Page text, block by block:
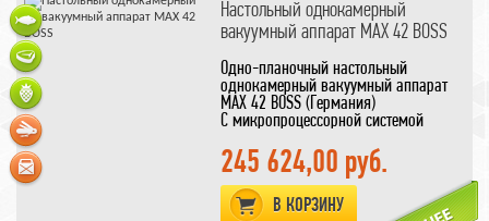
Настольный однокамерный
вакуумный аппарат MAX 42 BOSS
Одно-планочный настольный
однокамерный вакуумный аппарат
MAX 42 BOSS (Германия)
С микропроцессорной системой
управления Z 2000
Позволяет установить функуию
газации продукта
Подберитегазовую смесь
вакуумных аппаратов
245 624,00 руб.
В КОРЗИНУ